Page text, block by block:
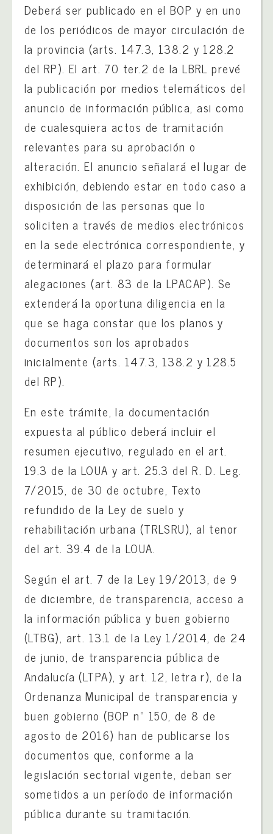
Deberá ser publicado en el BOP y en uno
de los periódicos de mayor circulación de
la provincia (arts. 147.3, 138.2 y 128.2
del RP). El art. 70 ter.2 de la LBRL prevé
la publicación por medios telemáticos del
anuncio de información pública, asi como
de cualesquiera actos de tramitación
relevantes para su aprobación o
alteración. El anuncio señalará el lugar de
exhibición, debiendo estar en todo caso a
disposición de las personas que lo
soliciten a través de medios electrónicos
en la sede electrónica correspondiente, y
determinará el plazo para formular
alegaciones (art. 83 de la LPACAP). Se
extenderá la oportuna diligencia en la
que se haga constar que los planos y
documentos son los aprobados
inicialmente (arts. 147.3, 138.2 y 128.5
del RP).
En este trámite, la documentación
expuesta al público deberá incluir el
resumen ejecutivo, regulado en el art.
19.3 de la LOUA y art. 25.3 del R. D. Leg.
7/2015, de 30 de octubre, Texto
refundido de la Ley de suelo y
rehabilitación urbana (TRLSRU), al tenor
del art. 39.4 de la LOUA.
Según el art. 7 de la Ley 19/2013, de 9
de diciembre, de transparencia, acceso a
la información pública y buen gobierno
(LTBG), art. 13.1 de la Ley 1/2014, de 24
de junio, de transparencia pública de
Andalucía (LTPA), y art. 12, letra r), de la
Ordenanza Municipal de transparencia y
buen gobierno (BOP nº 150, de 8 de
agosto de 2016) han de publicarse los
documentos que, conforme a la
legislación sectorial vigente, deban ser
sometidos a un período de información
pública durante su tramitación.